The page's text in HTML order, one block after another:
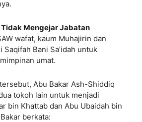
Mengejar Jabatan
wafat, kaum Muhajirin dan
Bani Sa’idah untuk
umat.
Abu Bakar Ash-Shiddiq
tokoh lain untuk menjadi
bin Khattab dan Abu Ubaidah bin
berkata: